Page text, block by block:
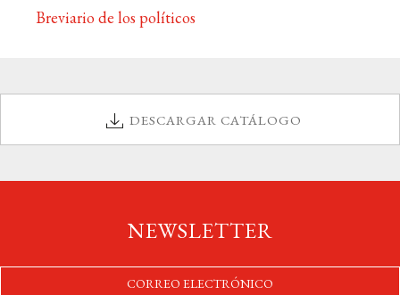
Breviario de los políticos
DESCARGAR CATÁLOGO
NEWSLETTER